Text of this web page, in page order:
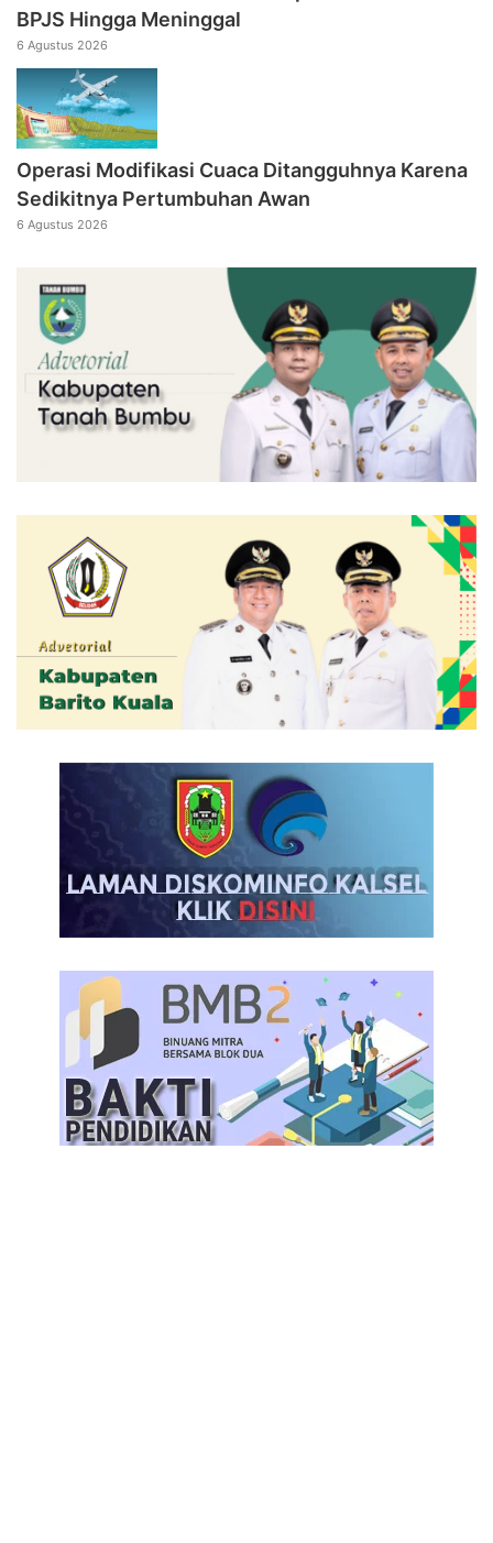
BPJS Hingga Meninggal
6 Agustus 2026
Operasi Modifikasi Cuaca Ditangguhnya Karena
Sedikitnya Pertumbuhan Awan
6 Agustus 2026